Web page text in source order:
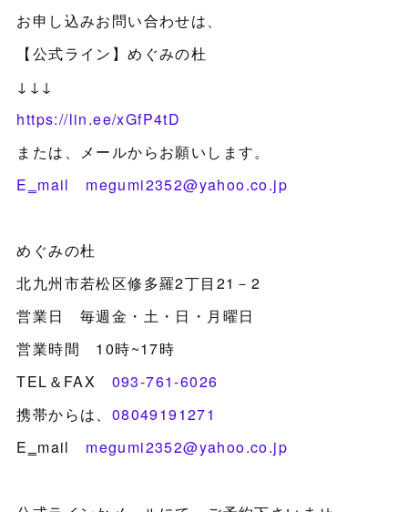
お申し込みお問い合わせは、
【公式ライン】めぐみの杜
↓↓↓
https://lin.ee/xGfP4tD
または、メールからお願いします。
E‗mail megumi2352@yahoo.co.jp
めぐみの杜
北九州市若松区修多羅2丁目21－2
営業日 毎週金・土・日・月曜日
営業時間 10時~17時
TEL＆FAX 093-761-6026
携帯からは、 08049191271
E‗mail megumi2352@yahoo.co.jp